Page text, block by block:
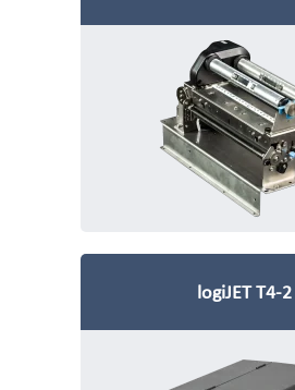
logiJET T4-2